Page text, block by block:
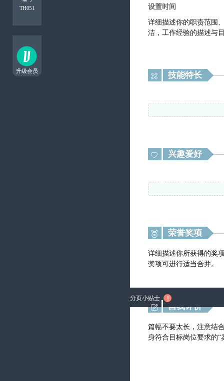
TH051
升级会员
 技能特长
 兴趣爱好
 荣誉奖项
 自我评价
分页小贴士 